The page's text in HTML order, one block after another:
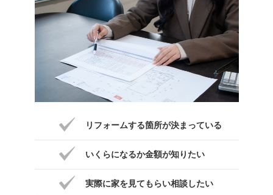
リフォームする箇所が決まっている
いくらになるか金額が知りたい
実際に家を見てもらい相談したい